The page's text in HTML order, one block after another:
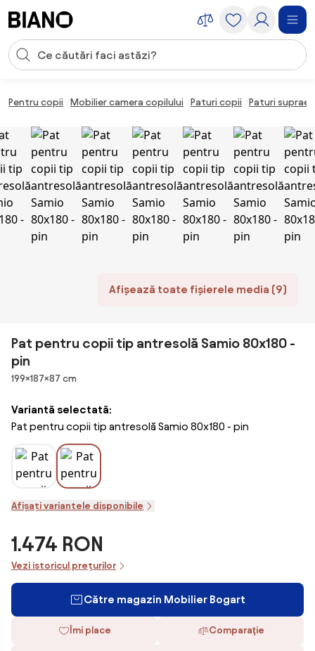
Introducerea căutării
Pentru copii Mobilier camera copilului Paturi copii Paturi
Afișează toate fișierele media (9)
Pat pentru copii tip antresolă Samio 80x180 -
pin
Dimensiuni
199×187×87 cm
Variantă selectată:
Pat pentru copii tip antresolă Samio 80x180 - pin
Afișați variantele disponibile
1.474 RON
Vezi istoricul prețurilor
Către magazin Mobilier Bogart
Îmi place Comparaţie